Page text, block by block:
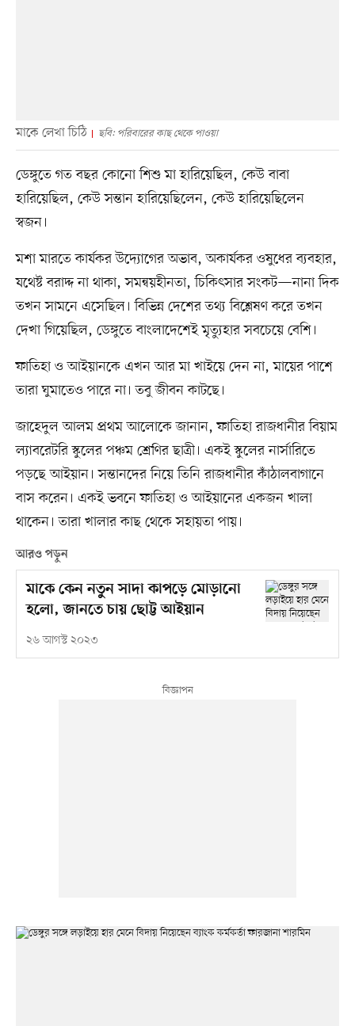
মাকে লেখা চিঠি ছবি: পরিবারের কাছ থেকে পাওয়া
ডেঙ্গুতে গত বছর কোনো শিশু মা হারিয়েছিল, কেউ বাবা
হারিয়েছিল, কেউ সন্তান হারিয়েছিলেন, কেউ হারিয়েছিলেন
স্বজন।
মশা মারতে কার্যকর উদ্যোগের অভাব, অকার্যকর ওষুধের ব্যবহার,
যথেষ্ট বরাদ্দ না থাকা, সমন্বয়হীনতা, চিকিৎসার সংকট—নানা দিক
তখন সামনে এসেছিল। বিভিন্ন দেশের তথ্য বিশ্লেষণ করে তখন
দেখা গিয়েছিল, ডেঙ্গুতে বাংলাদেশেই মৃত্যুহার সবচেয়ে বেশি।
ফাতিহা ও আইয়ানকে এখন আর মা খাইয়ে দেন না, মায়ের পাশে
তারা ঘুমাতেও পারে না। তবু জীবন কাটছে।
জাহেদুল আলম প্রথম আলোকে জানান, ফাতিহা রাজধানীর বিয়াম
ল্যাবরেটরি স্কুলের পঞ্চম শ্রেণির ছাত্রী। একই স্কুলের নার্সারিতে
পড়ছে আইয়ান। সন্তানদের নিয়ে তিনি রাজধানীর কাঁঠালবাগানে
বাস করেন। একই ভবনে ফাতিহা ও আইয়ানের একজন খালা
থাকেন। তারা খালার কাছ থেকে সহায়তা পায়।
আরও পড়ুন
মাকে কেন নতুন সাদা কাপড়ে মোড়ানো
হলো, জানতে চায় ছোট্ট আইয়ান
২৬ আগস্ট ২০২৩